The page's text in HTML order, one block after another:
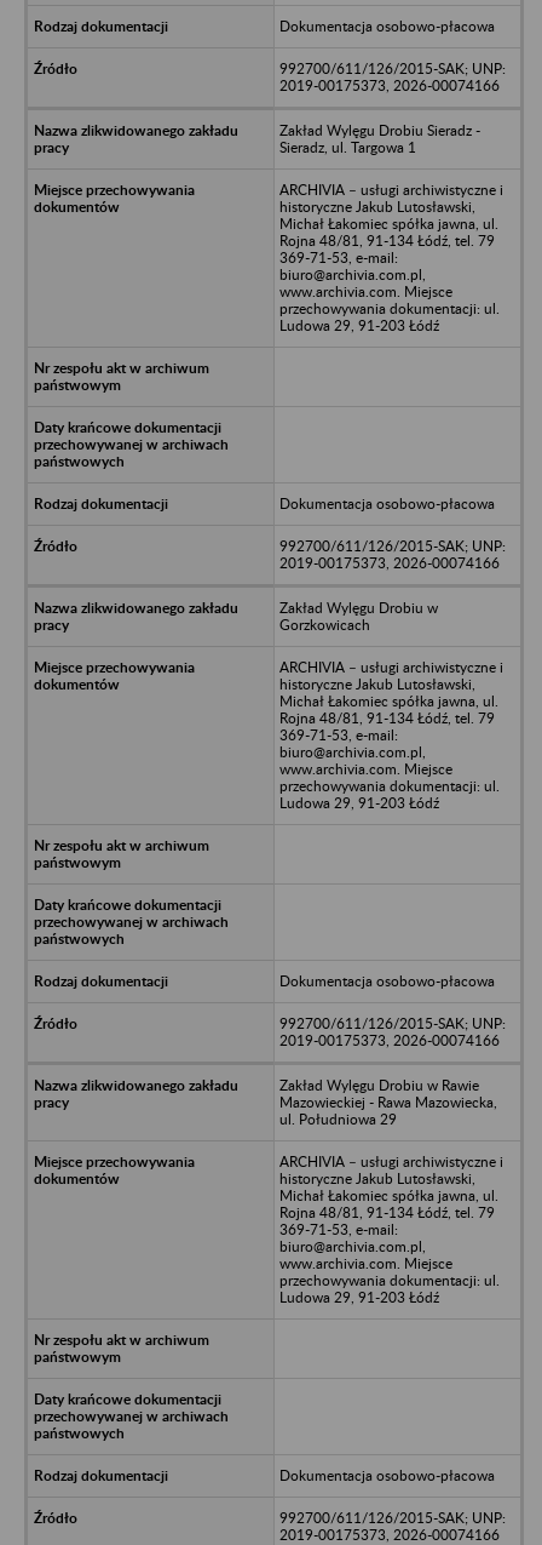
Dokumentacja osobowo-płacowa
992700/611/126/2015-SAK; UNP:
2019-00175373, 2026-00074166
Zakład Wylęgu Drobiu Sieradz -
Sieradz, ul. Targowa 1
ARCHIVIA – usługi archiwistyczne i
historyczne Jakub Lutosławski,
Michał Łakomiec spółka jawna, ul.
Rojna 48/81, 91-134 Łódź, tel. 79
369-71-53, e-mail:
biuro@archivia.com.pl,
www.archivia.com. Miejsce
przechowywania dokumentacji: ul.
Ludowa 29, 91-203 Łódź
Dokumentacja osobowo-płacowa
992700/611/126/2015-SAK; UNP:
2019-00175373, 2026-00074166
Zakład Wylęgu Drobiu w
Gorzkowicach
ARCHIVIA – usługi archiwistyczne i
historyczne Jakub Lutosławski,
Michał Łakomiec spółka jawna, ul.
Rojna 48/81, 91-134 Łódź, tel. 79
369-71-53, e-mail:
biuro@archivia.com.pl,
www.archivia.com. Miejsce
przechowywania dokumentacji: ul.
Ludowa 29, 91-203 Łódź
Dokumentacja osobowo-płacowa
992700/611/126/2015-SAK; UNP:
2019-00175373, 2026-00074166
Zakład Wylęgu Drobiu w Rawie
Mazowieckiej - Rawa Mazowiecka,
ul. Południowa 29
ARCHIVIA – usługi archiwistyczne i
historyczne Jakub Lutosławski,
Michał Łakomiec spółka jawna, ul.
Rojna 48/81, 91-134 Łódź, tel. 79
369-71-53, e-mail:
biuro@archivia.com.pl,
www.archivia.com. Miejsce
przechowywania dokumentacji: ul.
Ludowa 29, 91-203 Łódź
Dokumentacja osobowo-płacowa
992700/611/126/2015-SAK; UNP:
2019-00175373, 2026-00074166